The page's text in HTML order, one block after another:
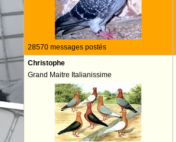
28570 messages postés
Christophe
Grand Maitre Italianissime